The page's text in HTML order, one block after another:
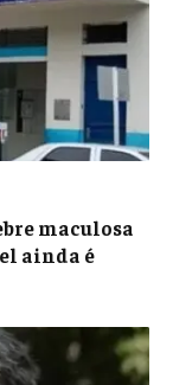
maculosa
ainda é